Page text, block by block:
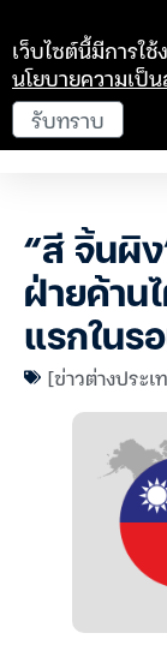
“สี จิ้นผิง
ฝ่ายค้าน
แรกในร
[ข่าวต่างประเ
เว็บไซต์นี้มีการใ
นโยบายความเป็
รับทราบ